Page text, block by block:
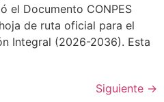
el Documento CONPES
de ruta oficial para el
Integral (2026-2036). Esta
Siguiente →